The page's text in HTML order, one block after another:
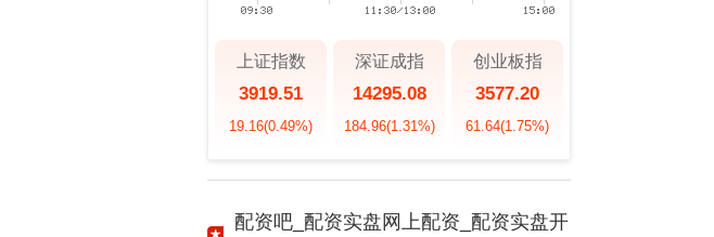
上证指数
3919.51
19.16(0.49%)
深证成指
14295.08
184.96(1.31%)
创业板指
3577.20
61.64(1.75%)
配资吧_配资实盘网上配资_配资实盘开